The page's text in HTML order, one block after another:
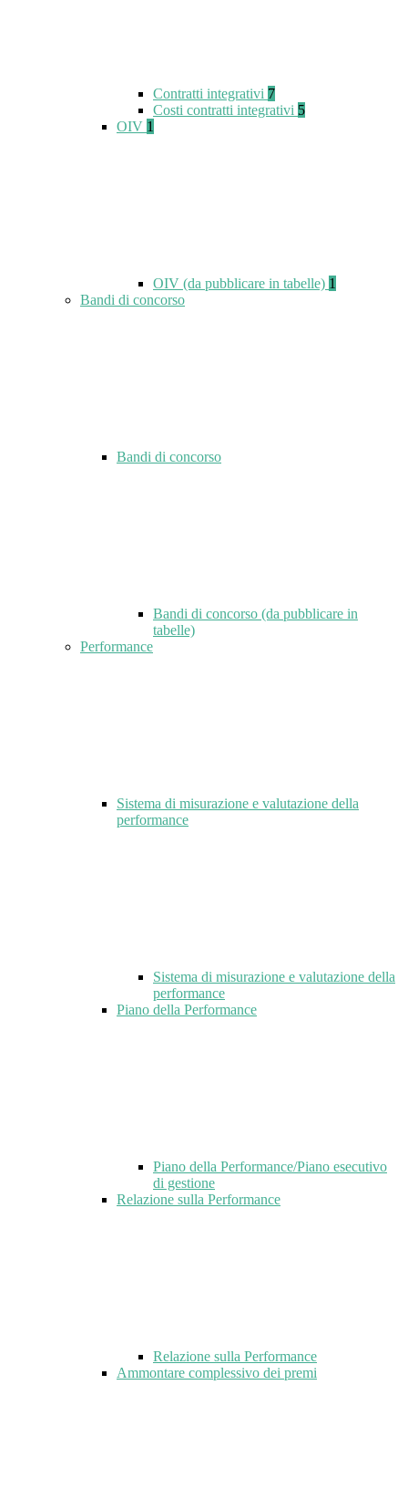
Contratti integrativi 7
Costi contratti integrativi 5
OIV 1
OIV (da pubblicare in tabelle) 1
Bandi di concorso
Bandi di concorso
Bandi di concorso (da pubblicare in
tabelle)
Performance
Sistema di misurazione e valutazione della
performance
Sistema di misurazione e valutazione della
performance
Piano della Performance
Piano della Performance/Piano esecutivo
di gestione
Relazione sulla Performance
Relazione sulla Performance
Ammontare complessivo dei premi